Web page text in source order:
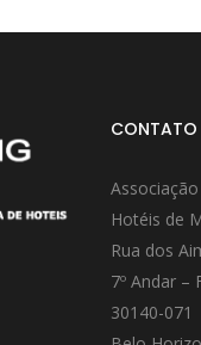
CONTATO
Hotéis de
Rua dos
7º Andar –
30140-071